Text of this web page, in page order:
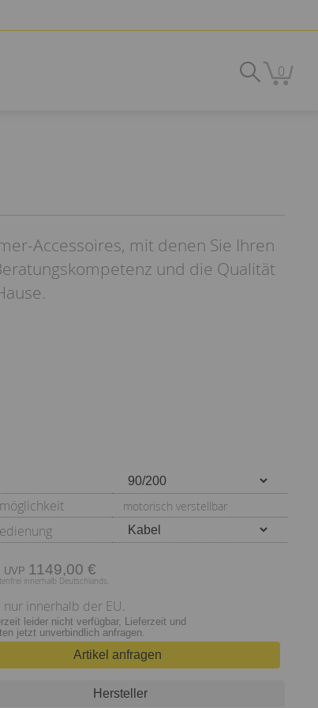
0
Accessoires, mit denen Sie Ihren
und die Qualität
motorisch verstellbar
1149,00 €
innerhalb Deutschlands.
nur innerhalb der EU.
leider nicht verfügbar, Lieferzeit und
jetzt unverbindlich anfragen.
Artikel anfragen
Hersteller